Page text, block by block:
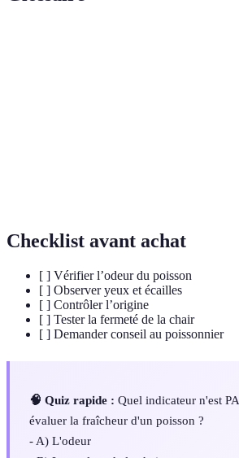
Checklist avant achat
[ ] Vérifier l’odeur du poisson
[ ] Observer yeux et écailles
[ ] Contrôler l’origine
[ ] Tester la fermeté de la chair
[ ] Demander conseil au poissonnier
🧠 Quiz rapide : Quel indicateur n'est
évaluer la fraîcheur d'un poisson ?
- A) L'odeur